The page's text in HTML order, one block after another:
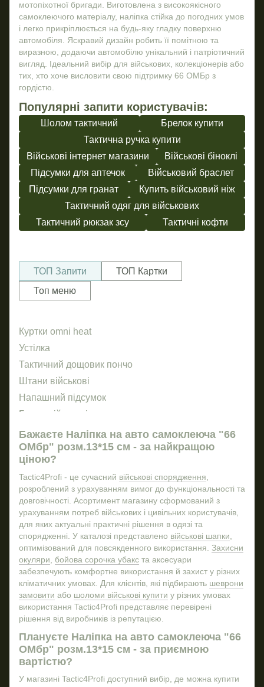
мотопіхотної бригади. Виготовлена з високоякісного
самоклеючого матеріалу, наліпка стійка до погодних умов
і легко прикріплюється на будь-яку гладку поверхню
автомобіля. Яскравий дизайн робить її помітною та
виразною, додаючи автомобілю унікальний і патріотичний
вигляд. Ідеальний вибір для військових, колекціонерів або
тих, хто хоче висловити свою підтримку 66 ОМБр з
гордістю.
Популярні запити користувачів:
Шолом тактичний
Брелок купити
Тактична ручка купити
Військові інтернет магазини
Військові біноклі
Підсумки для аптечок
Військовий браслет
Підсумки для гранат
Купить військовий ніж
Тактичний одяг для військових
Тактичний рюкзак зсу
Тактичні кофти
ТОП Запити
ТОП Картки
Топ меню
Куртки omni heat
Устілка
Тактичний дощовик пончо
Штани військові
Напашний підсумок
Баули військові
Пончо дощовик купити
Купити сумку барсетку
Підсумок для гранат
Термобілизна купить
Купить тактичні рукавиці
Тактичний ремінь на пояс
Шеврони група крові
Військові звання і погони
Тактична футболка купити
Військовий тактичний рюкзак
Військова фляга купити
Набір для виживання
Тактичні кофти
Купити рюкзак військовий
Тактичні рюкзаки
Бажаєте Налiпка на авто самоклеюча "66
ОМбр" розм.13*15 см - за найкращою
ціною?
Tactic4Profi - це сучасний військові спорядження
розроблений з урахуванням вимог до функціональності та
довговічності. Асортимент магазину сформований з
урахуванням потреб військових і цивільних користувачів,
для яких актуальні практичні рішення в одязі та
спорядженні. У каталозі представлено військові шапки
оптимізований для повсякденного використання. Захисни
окуляри
бойова сорочка убакс та аксесуари
забезпечують комфортне використання й захист у різних
кліматичних умовах. Для клієнтів, які підбирають шеврони
замовити або шоломи військові купити у різних умовах
використання Tactic4Profi представляє перевірені
рішення від виробників із репутацією.
Плануєте Налiпка на авто самоклеюча "66
ОМбр" розм.13*15 см - за приємною
вартістю?
У магазині Tactic4Profi доступний вибір, де можна купити